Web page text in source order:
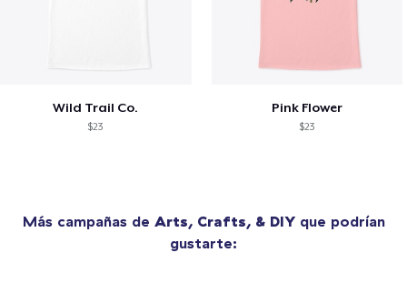
Wild Trail Co.
$23
Pink Flower
$23
Más campañas de Arts, Crafts, & DIYque podrían
gustarte: